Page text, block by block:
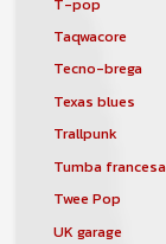
Taqwacore
Tecno-brega
Texas blues
Trallpunk
Tumba francesa
Twee Pop
UK garage